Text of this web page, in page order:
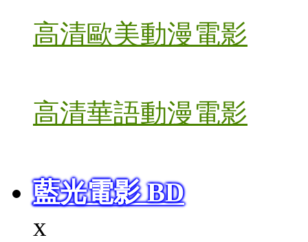
高清歐美動漫電影
高清華語動漫電影
藍光電影 BD
x